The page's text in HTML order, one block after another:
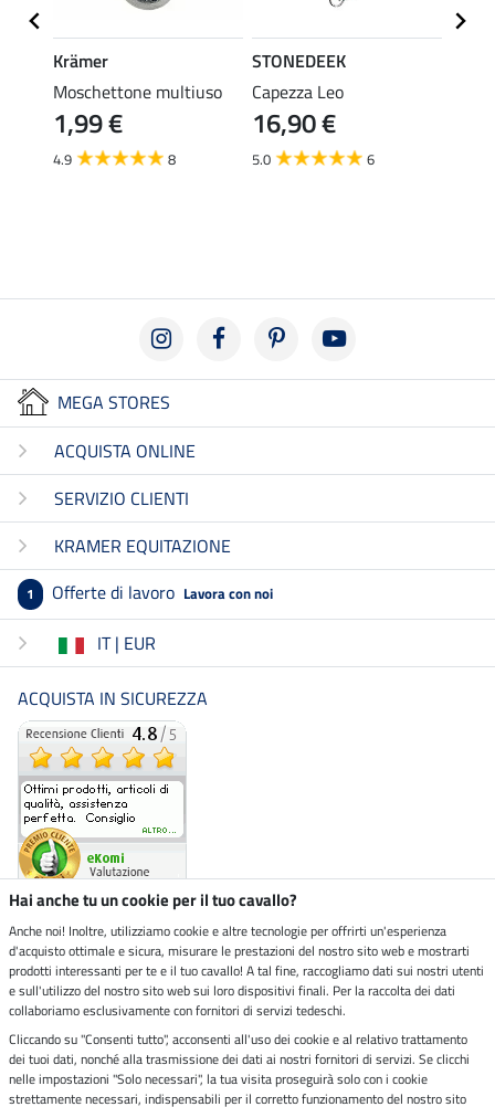
Krämer
Moschettone multiuso
1,99 €
4.9 8
STONEDEEK
Capezza Leo
16,90 €
5.0 6
MEGA STORES
ACQUISTA ONLINE
SERVIZIO CLIENTI
KRAMER EQUITAZIONE
1 Offerte di lavoro Lavora con noi
IT | EUR
ACQUISTA IN SICUREZZA
Negozio ecosostenibile
Spedizioni tramite
Paga in sicurezza con
Hai anche tu un cookie per il tuo cavallo?
Anche noi! Inoltre, utilizziamo cookie e altre tecnologie per offrirti un'esperienza
d'acquisto ottimale e sicura, misurare le prestazioni del nostro sito web e mostrarti
prodotti interessanti per te e il tuo cavallo! A tal fine, raccogliamo dati sui nostri utenti
e sull'utilizzo del nostro sito web sui loro dispositivi finali. Per la raccolta dei dati
collaboriamo esclusivamente con fornitori di servizi tedeschi.
Cliccando su "Consenti tutto", acconsenti all'uso dei cookie e al relativo trattamento
dei tuoi dati, nonché alla trasmissione dei dati ai nostri fornitori di servizi. Se clicchi
nelle impostazioni "Solo necessari", la tua visita proseguirà solo con i cookie
strettamente necessari, indispensabili per il corretto funzionamento del nostro sito